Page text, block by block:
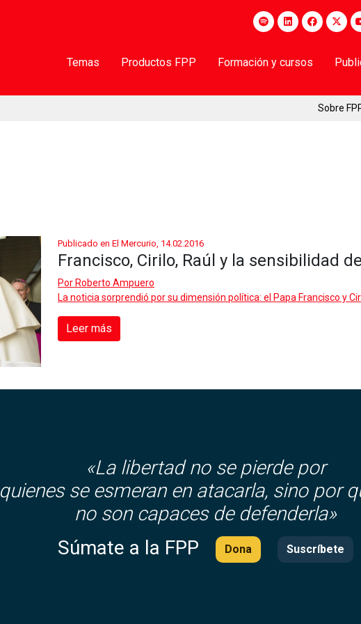
Temas Productos FPP Formación y cursos
Sobre
Publicado en El Mercurio, 14.02.2016
Francisco, Cirilo, Raúl y la sensibilidad
Por Roberto Ampuero
La noticia sorprendió por su dimensión política: el Papa Francisco y
Leer más
«La libertad no se pierde por
quienes se esmeran en atacarla, sino por
no son capaces de defenderla»
Súmate a la FPP
Dona Suscríbete